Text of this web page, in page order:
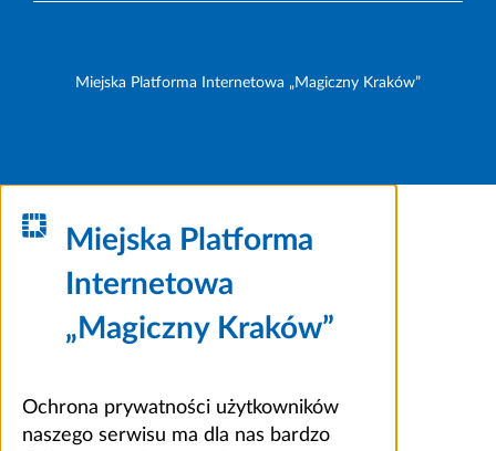
Miejska Platforma Internetowa „Magiczny Kraków”
Miejska Platforma
Internetowa
„Magiczny Kraków”
Ochrona prywatności użytkowników
naszego serwisu ma dla nas bardzo